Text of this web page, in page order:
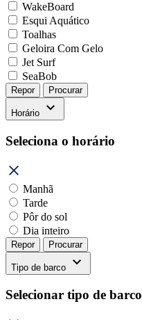
WakeBoard
Esqui Aquático
Toalhas
Geloira Com Gelo
Jet Surf
SeaBob
Repor Procurar
Horário
Seleciona o horário
Manhã
Tarde
Pôr do sol
Dia inteiro
Repor Procurar
Tipo de barco
Selecionar tipo de barco